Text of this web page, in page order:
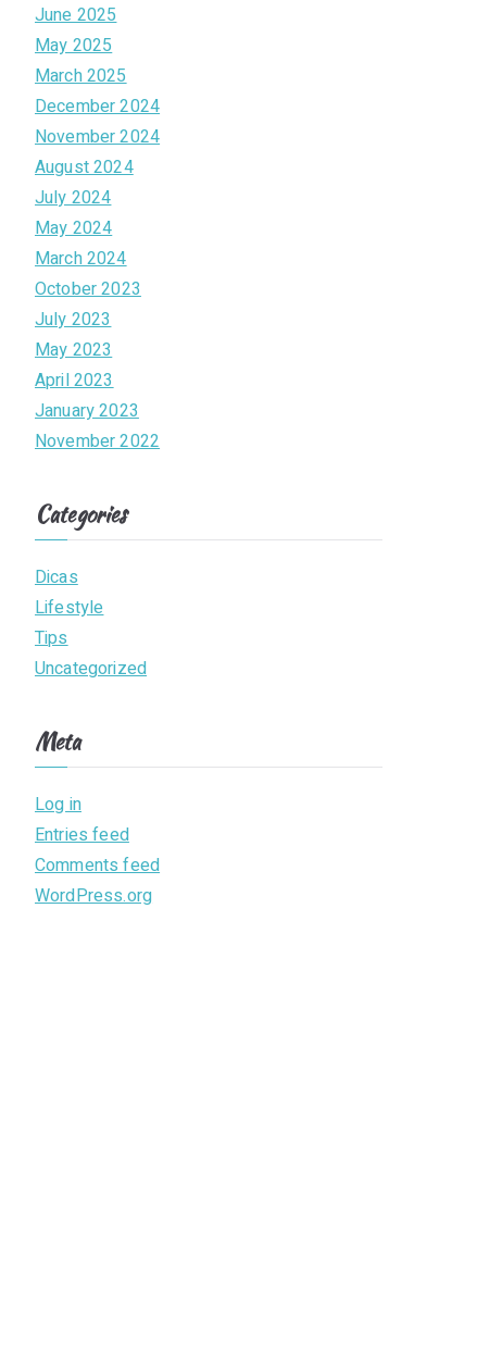
June 2025
May 2025
March 2025
December 2024
November 2024
August 2024
July 2024
May 2024
March 2024
October 2023
July 2023
May 2023
April 2023
January 2023
November 2022
Categories
Dicas
Lifestyle
Tips
Uncategorized
Meta
Log in
Entries feed
Comments feed
WordPress.org